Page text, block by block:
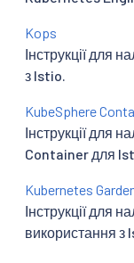
Kops
Інструкції для
з Istio.
KubeSphere
Інструкції для
Container для
Kubernetes
Інструкції для
використання з